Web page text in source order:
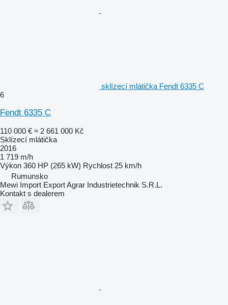
sklízecí mlátička Fendt 6335 C
6
Fendt 6335 C
110 000 € ≈ 2 661 000 Kč
Sklízecí mlátička
2016
1 719 m/h
Výkon 360 HP (265 kW) Rychlost 25 km/h
Rumunsko
Mewi Import Export Agrar Industrietechnik S.R.L.
Kontakt s dealerem